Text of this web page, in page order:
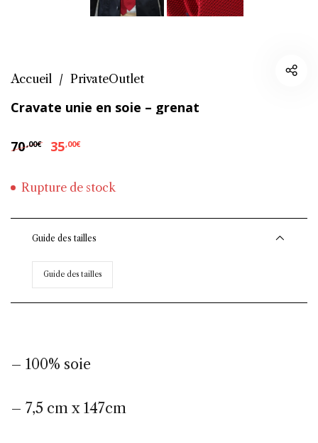
Accueil / PrivateOutlet
Cravate unie en soie – grenat
70,00€ Le prix initial était : 70,00€.
35,00€
Rupture de stock
Guide des tailles
Guide des tailles
– 100% soie
– 7,5 cm x 147cm